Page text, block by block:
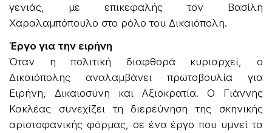
γενιάς, με επικεφαλής τον Βασίλη
Χαραλαμπόπουλο στο ρόλο του Δικαιόπολη.
Έργο για την ειρήνη
Όταν η πολιτική διαφθορά κυριαρχεί, ο
Δικαιόπολης αναλαμβάνει πρωτοβουλία για
Ειρήνη, Δικαιοσύνη και Αξιοκρατία. Ο Γιάννης
Κακλέας συνεχίζει τη διερεύνηση της σκηνικής
αριστοφανικής φόρμας, σε ένα έργο που υμνεί τα